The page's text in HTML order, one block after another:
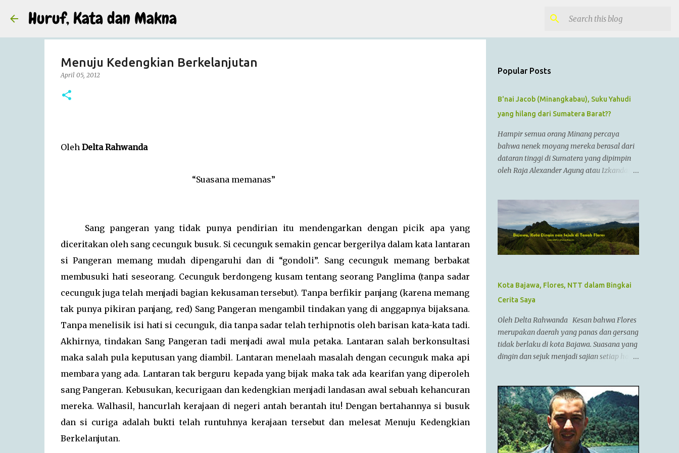
Huruf, Kata dan Makna
Menuju Kedengkian Berkelanjutan
April 05, 2012
OlehDelta Rahwanda
“Suasana memanas”
Sang pangeran yang tidak punya pendirian itu mendengarkan dengan picik apa yang
diceritakan oleh sang cecunguk busuk. Si cecunguk semakin gencar bergerilya dalam kata lantaran
si Pangeran memang mudah dipengaruhi dan di “gondoli”. Sang cecunguk memang berbakat
membusuki hati seseorang. Cecunguk berdongeng kusam tentang seorang Panglima (tanpa sadar
cecunguk juga telah menjadi bagian kekusaman tersebut). Tanpa berfikir panjang (karena memang
tak punya pikiran panjang, red) Sang Pangeran mengambil tindakan yang di anggapnya bijaksana.
Tanpa menelisik isi hati si cecunguk, dia tanpa sadar telah terhipnotis oleh barisan kata-kata tadi.
Akhirnya, tindakan Sang Pangeran tadi menjadi awal mula petaka. Lantaran salah berkonsultasi
maka salah pula keputusan yang diambil. Lantaran menelaah masalah dengan cecunguk maka api
membara yang ada. Lantaran tak berguru kepada yang bijak maka tak ada kearifan yang diperoleh
sang Pangeran. Kebusukan, kecurigaan dan kedengkian menjadi landasan awal sebuah kehancuran
mereka. Walhasil, hancurlah kerajaan di negeri antah berantah itu! Dengan bertahannya si busuk
dan si curiga adalah bukti telah runtuhnya kerajaan tersebut dan melesat Menuju Kedengkian
Berkelanjutan.
Popular Posts
B'nai Jacob (Minangkabau), Suku Yahudi
yang hilang dari Sumatera Barat??
Hampir semua orang Minang percaya
bahwa nenek moyang mereka berasal dari
dataran tinggi di Sumatera yang dipimpin
oleh Raja Alexander Agung atau Izkandar
323 SM Dia juga dikenal sebagai Raja
Alexander III dari Macedonia, seorang
pemimpin militer yang paling berhasil
sepanjang zaman dan dianggap tidak bisa
dikalahkan dalam setiap pertempuran. Di
kebanyakan daerah yang sudah dikenal.
Ayahnya adalah Philip II yang menyatukan
kebanyakan kota2 di dataran utama Yunani
dalam kepemerintahan Macedonian dalam
sebuah Negara federasi yang disebut
Persatuan Corinth (League of Corinth) Raja
Alexander menguasai daerah2 termasuk
memperluas batas2 imperiumnya sejauh
Punjab,India. Menurut AlQuran, Zulkarnain
juga sempat mengunjungi China dan
membantu membangun Tembok Besar
China Alexander menyatukan ban...
Kota Bajawa, Flores, NTT dalam Bingkai
Cerita Saya
Oleh Delta Rahwanda Kesan bahwa Flores
merupakan daerah yang panas dan gersang
tidak berlaku di kota Bajawa. Suasana yang
dingin dan sejuk menjadi sajian setiap hari
Bajawa. Bajawa merupakan ibukota
kabupaten Ngada yang sedang bergeliat
bangkit bersaing dengan kota-kota lain di
Flores seperti Ruteng, Maumere, Ende dan
lainnya. Kota yang terletak di antara bukit-